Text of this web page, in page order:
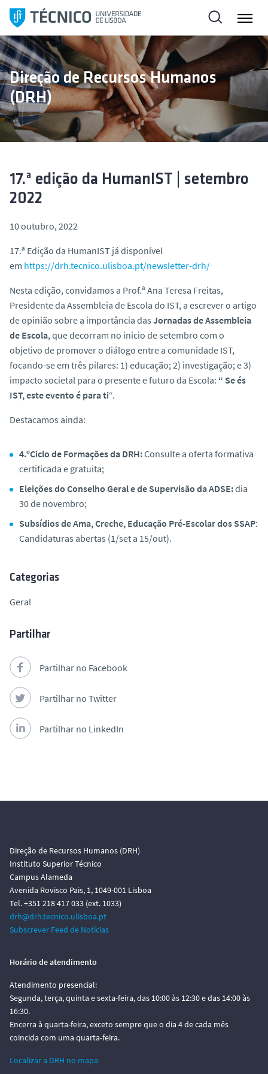
l
t
a
r
p
a
a
Direção de Recursos Humanos
(DRH)
17.ª edição da HumanIST | setembro
2022
10 outubro, 2022
17.ª Edição da HumanIST já disponível
em https://drh.tecnico.ulisboa.pt/newsletter-drh/
Nesta edição, convidamos a Prof.ª Ana Teresa Freitas,
Presidente da Assembleia de Escola do IST, a escrever o artigo
de opinião sobre a importância das Jornadas de Assembleia
de Escola, que decorram no inicio de setembro com o
objetivo de promover o diálogo entre a comunidade IST,
focando-se em três pilares: 1) educação; 2) investigação; e 3)
impacto societal para o presente e futuro da Escola: “ Se és
IST, este evento é para ti“.
Destacamos ainda:
4.ºCiclo de Formações da DRH:Consulte a oferta formativa
certificada e gratuita;
Eleições do Conselho Geral e de Supervisão da ADSE:dia
30 de novembro;
Subsídios de Ama, Creche, Educação Pré-Escolar dos SSAP:
Candidaturas abertas (1/set a 15/out).
Categorias
Geral
Partilhar
Partilhar no Facebook
Partilhar no Twitter
Partilhar no LinkedIn
Direção de Recursos Humanos (DRH)
Instituto Superior Técnico
Campus Alameda
Avenida Rovisco Pais, 1, 1049-001 Lisboa
Tel. +351 218 417 033 (ext. 1033)
drh@drh.tecnico.ulisboa.pt
Subscrever Feed de Notícias
Horário de atendimento
Atendimento presencial:
Segunda, terça, quinta e sexta-feira, das 10:00 às 12:30 e das 14:00 às
16:30.
Encerra à quarta-feira, exceto sempre que o dia 4 de cada mês
coincida com uma quarta-feira.
Localizar a DRH no mapa